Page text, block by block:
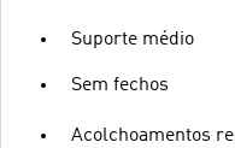
Suporte médio
Sem fechos
Acolchoamentos